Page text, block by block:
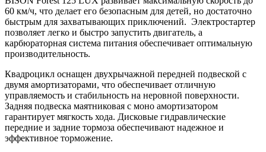
60 км/ч, что делает его безопасным для детей, но достаточно
быстрым для захватывающих приключений. Электростартер
позволяет легко и быстро запустить двигатель, а
карбюраторная система питания обеспечивает оптимальную
производительность.
Квадроцикл оснащен двухрычажной передней подвеской с
двумя амортизаторами, что обеспечивает отличную
управляемость и стабильность на неровной поверхности.
Задняя подвеска маятниковая с моно амортизатором
гарантирует мягкость хода. Дисковые гидравлические
передние и задние тормоза обеспечивают надежное и
эффективное торможение.